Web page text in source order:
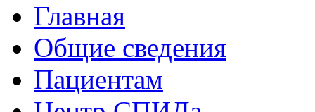
Главная
Общие сведения
Пациентам